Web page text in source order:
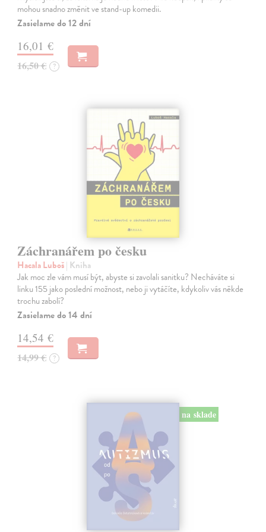
mohou snadno změnit ve stand-up komedii.
Zasielame do 12 dní
16,01 €
16,50 € ?
Záchranářem po česku
Hacala Luboš| Kniha
Jak moc zle vám musí být, abyste si zavolali sanitku? Necháváte si
linku 155 jako poslední možnost, nebo ji vytáčíte, kdykoliv vás někde
trochu zabolí?
Zasielame do 14 dní
14,54 €
14,99 € ?
na sklade